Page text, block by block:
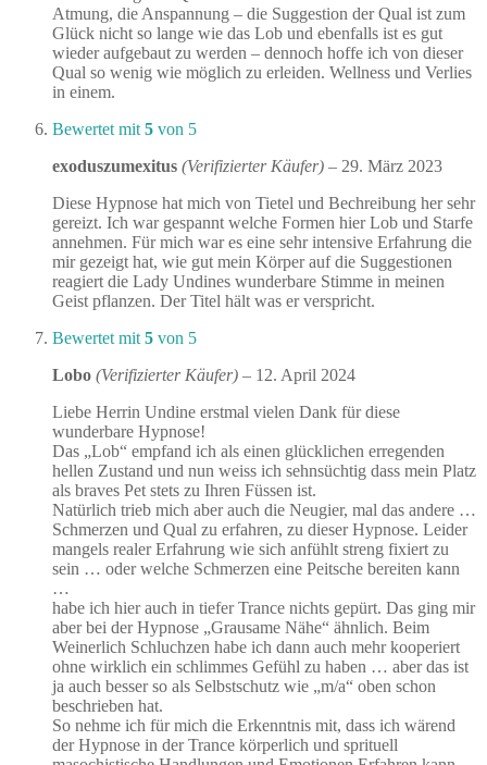
Atmung, die Anspannung – die Suggestion der Qual ist zum
Glück nicht so lange wie das Lob und ebenfalls ist es gut
wieder aufgebaut zu werden – dennoch hoffe ich von dieser
Qual so wenig wie möglich zu erleiden. Wellness und Verlies
in einem.
Bewertet mit 5 von 5
exoduszumexitus (Verifizierter Käufer) – 29. März 2023
Diese Hypnose hat mich von Tietel und Bechreibung her sehr
gereizt. Ich war gespannt welche Formen hier Lob und Starfe
annehmen. Für mich war es eine sehr intensive Erfahrung die
mir gezeigt hat, wie gut mein Körper auf die Suggestionen
reagiert die Lady Undines wunderbare Stimme in meinen
Geist pflanzen. Der Titel hält was er verspricht.
Bewertet mit 5 von 5
Lobo (Verifizierter Käufer) – 12. April 2024
Liebe Herrin Undine erstmal vielen Dank für diese
wunderbare Hypnose!
Das „Lob“ empfand ich als einen glücklichen erregenden
hellen Zustand und nun weiss ich sehnsüchtig dass mein Platz
als braves Pet stets zu Ihren Füssen ist.
Natürlich trieb mich aber auch die Neugier, mal das andere …
Schmerzen und Qual zu erfahren, zu dieser Hypnose. Leider
mangels realer Erfahrung wie sich anfühlt streng fixiert zu
sein … oder welche Schmerzen eine Peitsche bereiten kann
…
habe ich hier auch in tiefer Trance nichts gepürt. Das ging mir
aber bei der Hypnose „Grausame Nähe“ ähnlich. Beim
Weinerlich Schluchzen habe ich dann auch mehr kooperiert
ohne wirklich ein schlimmes Gefühl zu haben … aber das ist
ja auch besser so als Selbstschutz wie „m/a“ oben schon
beschrieben hat.
So nehme ich für mich die Erkenntnis mit, dass ich wärend
der Hypnose in der Trance körperlich und sprituell